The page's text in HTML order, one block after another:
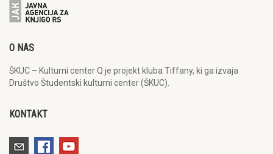
O NAS
ŠKUC – Kulturni center Q je projekt kluba Tiffany, ki ga izvaja
Društvo Študentski kulturni center (ŠKUC).
KONTAKT